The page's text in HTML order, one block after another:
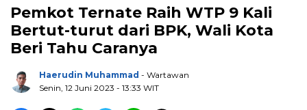
Pemkot Ternate Raih WTP 9 Kali
Bertut-turut dari BPK, Wali Kota
Beri Tahu Caranya
Haerudin Muhammad - Wartawan
Senin, 12 Juni 2023 - 13:33 WIT